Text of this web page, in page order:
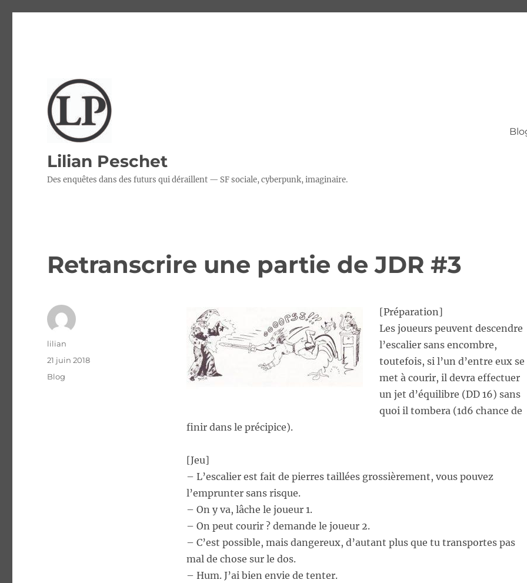
Lilian Peschet
Des enquêtes dans des futurs qui déraillent — SF sociale, cyberpunk, imaginaire.
Retranscrire une partie de JDR #3
[Préparation]
Les joueurs peuvent descendre
l’escalier sans encombre,
toutefois, si l’un d’entre eux se
met à courir, il devra effectuer
un jet d’équilibre (DD 16) sans
quoi il tombera (1d6 chance de
finir dans le précipice).
[Jeu]
– L’escalier est fait de pierres taillées grossièrement, vous pouvez
l’emprunter sans risque.
– On y va, lâche le joueur 1.
– On peut courir ? demande le joueur 2.
– C’est possible, mais dangereux, d’autant plus que tu transportes pas
mal de chose sur le dos.
– Hum. J’ai bien envie de tenter.
Auteur
lilian
Publié
le
21 juin 2018
Catégories
Blog